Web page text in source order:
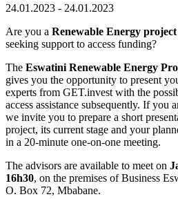
24.01.2023 - 24.01.2023
Are you a Renewable Energy
seeking support to access funding?
The Eswatini Renewable Energy
gives you the opportunity to present
experts from GET.invest with the
access assistance subsequently. If you
we invite you to prepare a short
project, its current stage and your
in a 20-minute one-on-one meeting.
The advisors are available to meet on
16h30, on the premises of Business
O. Box 72, Mbabane.